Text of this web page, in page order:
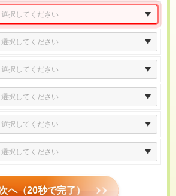
へ（20秒で完了）